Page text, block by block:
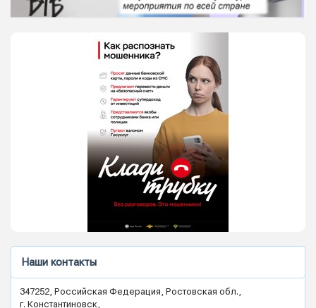
Наши контакты
347252, Российская Федерация, Ростовская обл.,
г. Константиновск,